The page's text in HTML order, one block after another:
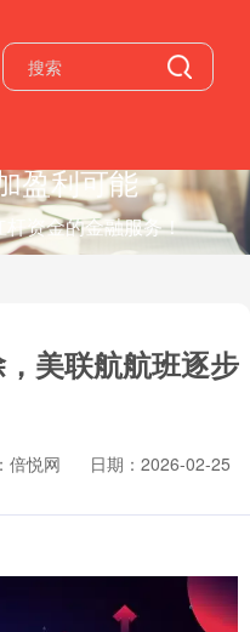
盈利可能
资金的金融服务！
美联航航班逐步
倍悦网
日期：2026-02-25